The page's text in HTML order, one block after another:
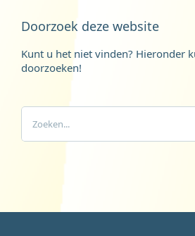
Doorzoek deze website
Kunt u het niet vinden? Hieronder
doorzoeken!
Zoeken
naar: